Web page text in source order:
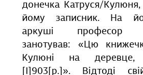
донечка Катруся/Кулюня,
йому записник. На
аркуші професор
занотував: «Цю
Кулюні на
[І]903[р.]». Відтоді